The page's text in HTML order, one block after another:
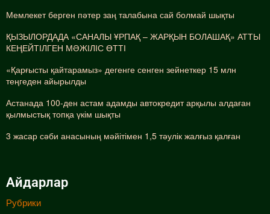
Мемлекет берген пәтер заң талабына сай болмай шықты
ҚЫЗЫЛОРДАДА «САНАЛЫ ҰРПАҚ – ЖАРҚЫН БОЛАШАҚ» АТТЫ
КЕҢЕЙТІЛГЕН МӘЖІЛІС ӨТТІ
«Қарғысты қайтарамыз» дегенге сенген зейнеткер 15 млн
теңгеден айырылды
Астанада 100-ден астам адамды автокредит арқылы алдаған
қылмыстық топқа үкім шықты
3 жасар сәби анасының мәйітімен 1,5 тәулік жалғыз қалған
Айдарлар
Рубрики